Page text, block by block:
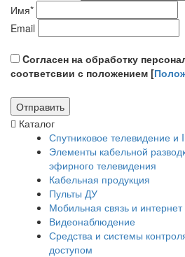
Имя*
Email
Cогласен на обработку
соответсвии с положением [
Каталог
Спутниковое телевидение и
Элементы кабельной
эфирного телевидения
Кабельная продукция
Пульты ДУ
Мобильная связь и интернет
Видеонаблюдение
Средства и системы
доступом